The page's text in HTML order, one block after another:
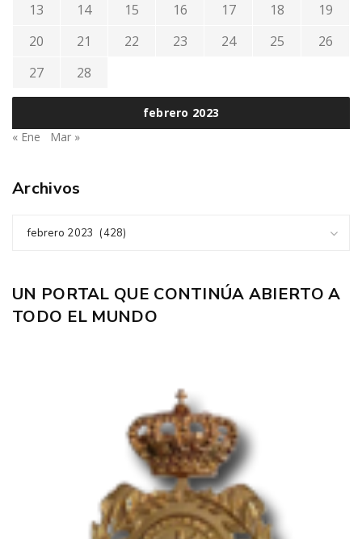
febrero 2023
13
14 15 16 17 18
19
20
21 22 23 24 25
26
27
28
« Ene Mar »
Archivos
febrero 2023 (428)
UN PORTAL QUE CONTINÚA ABIERTO A
TODO EL MUNDO